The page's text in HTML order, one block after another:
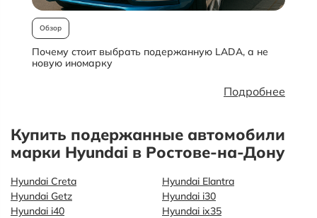
Обзор
Почему стоит выбрать подержанную LADA, а не
новую иномарку
Подробнее
Купить подержанные автомобили
марки Hyundai в Ростове-на-Дону
Hyundai Creta
Hyundai Elantra
Hyundai Getz
Hyundai i30
Hyundai i40
Hyundai ix35